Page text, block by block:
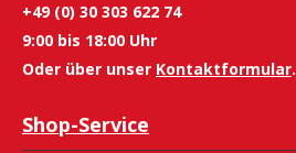
+49 (0) 30 303 622 74
9:00 bis 18:00 Uhr
Oder über unser Kontaktformular.
Shop-Service